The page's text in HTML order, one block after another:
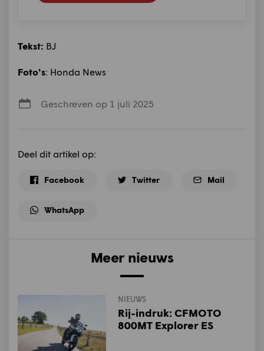
Tekst: BJ
Foto's: Honda News
Geschreven op 1 juli 2025
Deel dit artikel op:
Facebook Twitter Mail
WhatsApp
Meer nieuws
NIEUWS
Rij-indruk: CFMOTO
800MT Explorer ES